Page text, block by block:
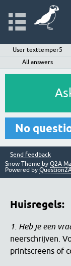
User texttemper5
All answers
No
Send feedback
Snow Theme by Q2A
Powered by
Huisregels:
1. Heb je een
neerschrijven.
printscreens of